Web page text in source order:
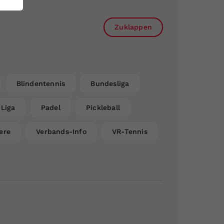
Zuklappen
Blindentennis Bundesliga
Liga Padel Pickleball
Verbands-Info VR-Tennis